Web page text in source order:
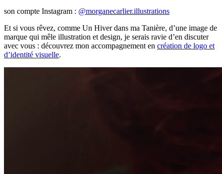
son compte Instagram : @morganecarlier.illustrations
Et si vous rêvez, comme Un Hiver dans ma Tanière, d’une image de
marque qui mêle illustration et design, je serais ravie d’en discuter
avec vous : découvrez mon accompagnement en création de logo et
d’identité visuelle.